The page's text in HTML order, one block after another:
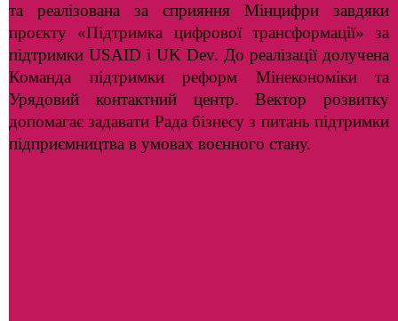
та реалізована за сприяння Мінцифри завдяки
проєкту «Підтримка цифрової трансформації» за
підтримки USAID і UK Dev. До реалізації долучена
Команда підтримки реформ Мінекономіки та
Урядовий контактний центр. Вектор розвитку
допомагає задавати Рада бізнесу з питань підтримки
підприємництва в умовах воєнного стану.